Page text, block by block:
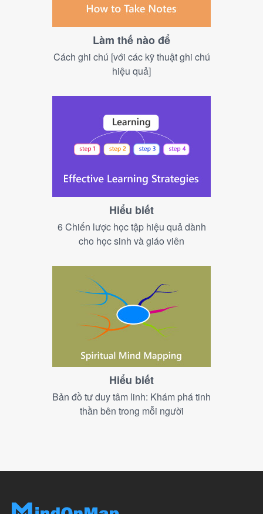
Làm thế nào để
Cách ghi chú [với các kỹ thuật ghi chú
hiệu quả]
Hiểu biết
6 Chiến lược học tập hiệu quả dành
cho học sinh và giáo viên
Hiểu biết
Bản đồ tư duy tâm linh: Khám phá tinh
thần bên trong mỗi người